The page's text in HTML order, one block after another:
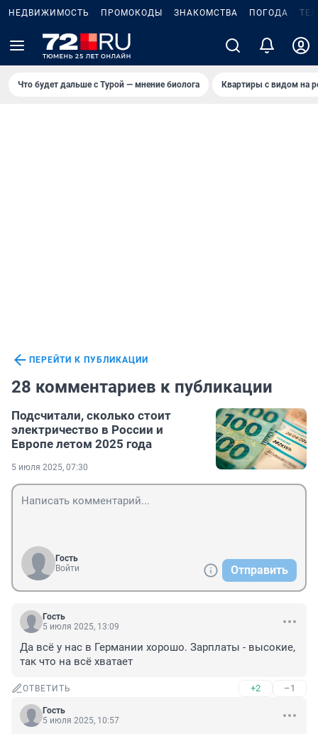
НЕДВИЖИМОСТЬ ПРОМОКОДЫ ЗНАКОМСТВА ПОГОДА
Что будет дальше с Турой — мнение биолога Квартиры с видом на
ПЕРЕЙТИ К ПУБЛИКАЦИИ
28 комментариев к публикации
Подсчитали, сколько стоит
электричество в России и
Европе летом 2025 года
5 июля 2025, 07:30
Гость
Войти
Отправить
Гость
5 июля 2025, 13:09
Да всё у нас в Германии хорошо. Зарплаты - высокие,
так что на всё хватает
ОТВЕТИТЬ +2 –1
Гость
5 июля 2025, 10:57